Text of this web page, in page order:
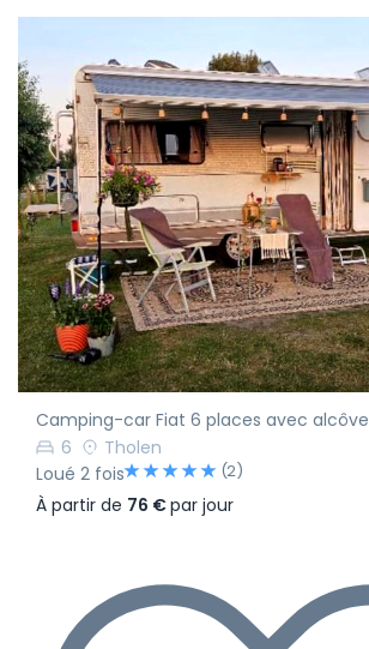
Camping-car Fiat 6 places avec alcôve
6
Tholen
Loué 2 fois
(2)
À partir de 76 €par jour